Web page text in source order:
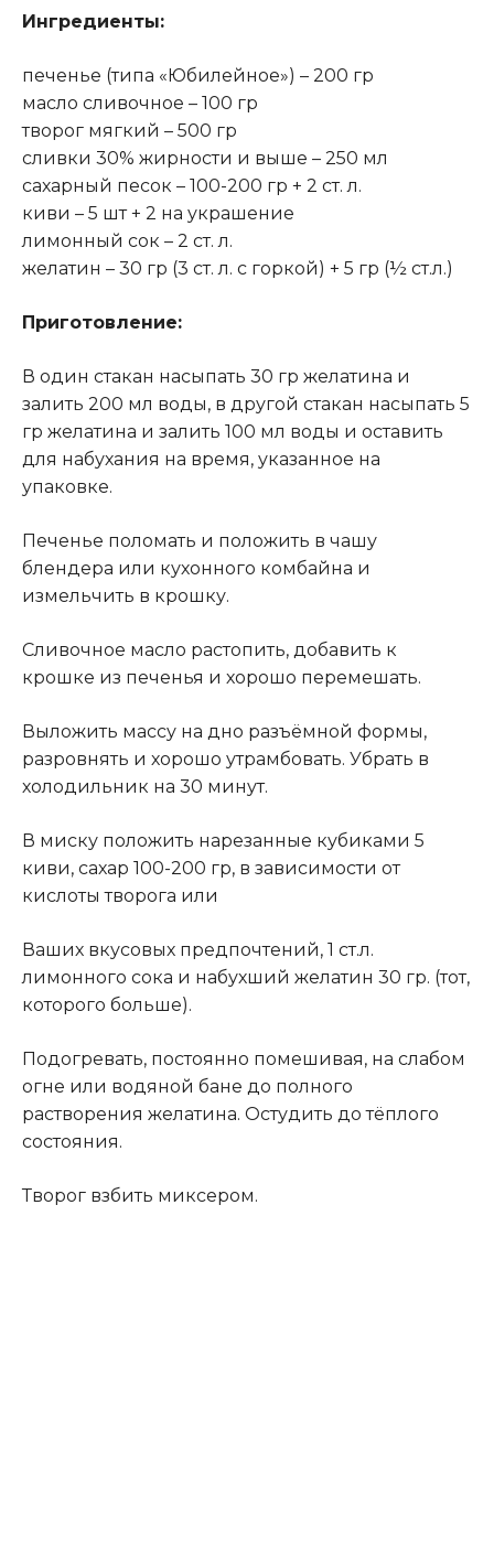
Ингредиенты:
печенье (типа «Юбилейное») – 200 гр
масло сливочное – 100 гр
творог мягкий – 500 гр
сливки 30% жирности и выше – 250 мл
сахарный песок – 100-200 гр + 2 ст. л.
киви – 5 шт + 2 на украшение
лимонный сок – 2 ст. л.
желатин – 30 гр (3 ст. л. с горкой) + 5 гр (½ ст.л.)
Приготовление:
В один стакан насыпать 30 гр желатина и
залить 200 мл воды, в другой стакан насыпать 5
гр желатина и залить 100 мл воды и оставить
для набухания на время, указанное на
упаковке.
Печенье поломать и положить в чашу
блендера или кухонного комбайна и
измельчить в крошку.
Сливочное масло растопить, добавить к
крошке из печенья и хорошо перемешать.
Выложить массу на дно разъёмной формы,
разровнять и хорошо утрамбовать. Убрать в
холодильник на 30 минут.
В миску положить нарезанные кубиками 5
киви, сахар 100-200 гр, в зависимости от
кислоты творога или
Ваших вкусовых предпочтений, 1 ст.л.
лимонного сока и набухший желатин 30 гр. (тот,
которого больше).
Подогревать, постоянно помешивая, на слабом
огне или водяной бане до полного
растворения желатина. Остудить до тёплого
состояния.
Творог взбить миксером.